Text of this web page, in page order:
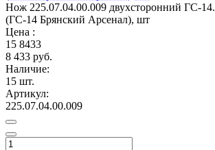
Нож 225.07.04.00.009 двухсторонний ГС-
(ГС-14 Брянский Арсенал), шт
Цена :
15 8433
8 433 руб.
Наличие:
15 шт.
Артикул:
225.07.04.00.009